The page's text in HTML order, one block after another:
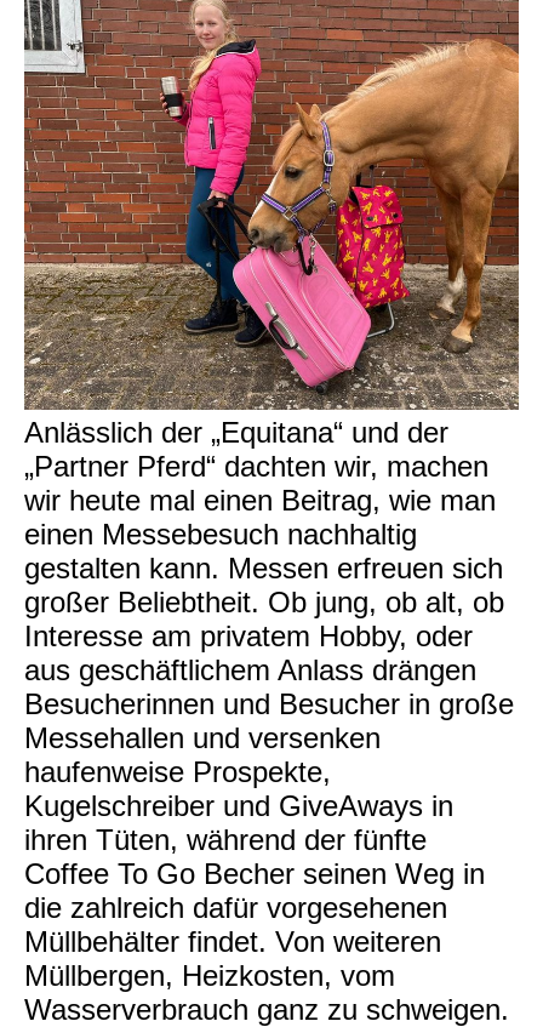
Anlässlich der „Equitana“ und der
„Partner Pferd“ dachten wir, machen
wir heute mal einen Beitrag, wie man
einen Messebesuch nachhaltig
gestalten kann. Messen erfreuen sich
großer Beliebtheit. Ob jung, ob alt, ob
Interesse am privatem Hobby, oder
aus geschäftlichem Anlass drängen
Besucherinnen und Besucher in große
Messehallen und versenken
haufenweise Prospekte,
Kugelschreiber und GiveAways in
ihren Tüten, während der fünfte
Coffee To Go Becher seinen Weg in
die zahlreich dafür vorgesehenen
Müllbehälter findet. Von weiteren
Müllbergen, Heizkosten, vom
Wasserverbrauch ganz zu schweigen.